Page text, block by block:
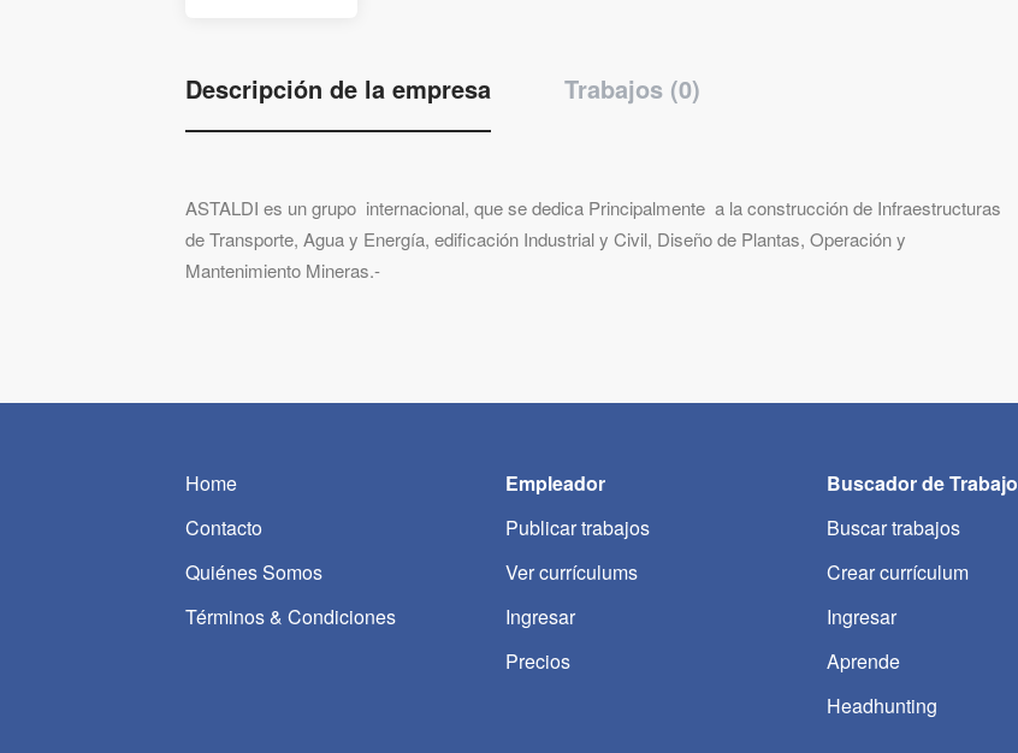
Descripción de la empresa Trabajos (0)
ASTALDI es un grupo internacional, que se dedica Principalmente a la construcción de Infraestructuras
de Transporte, Agua y Energía, edificación Industrial y Civil, Diseño de Plantas, Operación y
Mantenimiento Mineras.-
Home
Contacto
Quiénes Somos
Términos & Condiciones
Empleador
Publicar trabajos
Ver currículums
Ingresar
Precios
Buscador de Trabajo
Buscar trabajos
Crear currículum
Ingresar
Aprende
Headhunting